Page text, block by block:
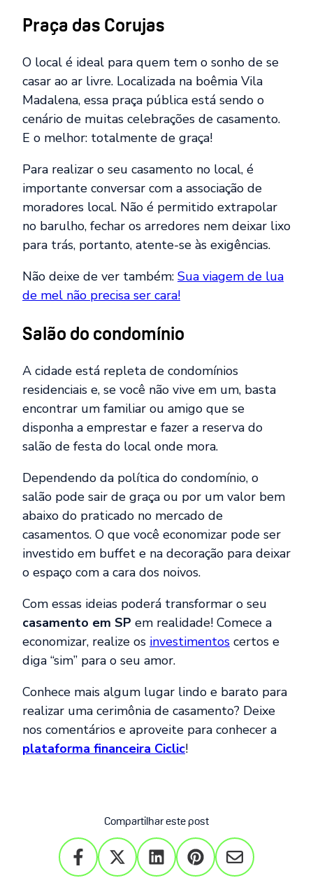
Praça das Corujas
O local é ideal para quem tem o sonho de se
casar ao ar livre. Localizada na boêmia Vila
Madalena, essa praça pública está sendo o
cenário de muitas celebrações de casamento.
E o melhor: totalmente de graça!
Para realizar o seu casamento no local, é
importante conversar com a associação de
moradores local. Não é permitido extrapolar
no barulho, fechar os arredores nem deixar lixo
para trás, portanto, atente-se às exigências.
Não deixe de ver também: Sua viagem de lua
de mel não precisa ser cara!
Salão do condomínio
A cidade está repleta de condomínios
residenciais e, se você não vive em um, basta
encontrar um familiar ou amigo que se
disponha a emprestar e fazer a reserva do
salão de festa do local onde mora.
Dependendo da política do condomínio, o
salão pode sair de graça ou por um valor bem
abaixo do praticado no mercado de
casamentos. O que você economizar pode ser
investido em buffet e na decoração para deixar
o espaço com a cara dos noivos.
Com essas ideias poderá transformar o seu
casamento em SP em realidade! Comece a
economizar, realize os investimentos certos e
diga “sim” para o seu amor.
Conhece mais algum lugar lindo e barato para
realizar uma cerimônia de casamento? Deixe
nos comentários e aproveite para conhecer a
plataforma financeira Ciclic!
Compartilhar este post